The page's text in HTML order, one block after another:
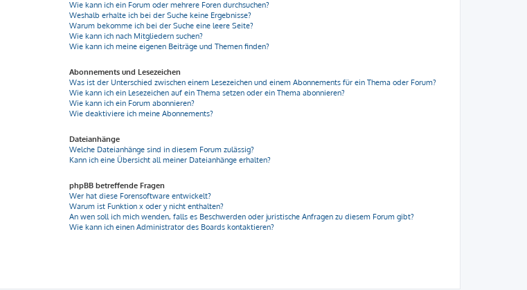
Wie kann ich ein Forum oder mehrere Foren durchsuchen?
Weshalb erhalte ich bei der Suche keine Ergebnisse?
Warum bekomme ich bei der Suche eine leere Seite?
Wie kann ich nach Mitgliedern suchen?
Wie kann ich meine eigenen Beiträge und Themen finden?
Abonnements und Lesezeichen
Was ist der Unterschied zwischen einem Lesezeichen und einem Abonnements für ein Thema oder Forum?
Wie kann ich ein Lesezeichen auf ein Thema setzen oder ein Thema abonnieren?
Wie kann ich ein Forum abonnieren?
Wie deaktiviere ich meine Abonnements?
Dateianhänge
Welche Dateianhänge sind in diesem Forum zulässig?
Kann ich eine Übersicht all meiner Dateianhänge erhalten?
phpBB betreffende Fragen
Wer hat diese Forensoftware entwickelt?
Warum ist Funktion x oder y nicht enthalten?
An wen soll ich mich wenden, falls es Beschwerden oder juristische Anfragen zu diesem Forum gibt?
Wie kann ich einen Administrator des Boards kontaktieren?